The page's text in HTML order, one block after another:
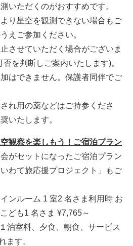
いただくのがおすすめです。
り星空を観測できない場合もご
えご参加ください。
させていただく場合がございま
を判断しご案内いたします)。
はできません。保護者同伴でご
れ用の薬などはご持参くださ
いたします。
観察を楽しもう！ご宿泊プラン
がセットになったご宿泊プラン
わて旅応援プロジェクト」もご
ンルーム 1 室2 名さま利用時 お
ども1 名さま ¥7,765～
泊室料、夕食、朝食、サービス
ます。